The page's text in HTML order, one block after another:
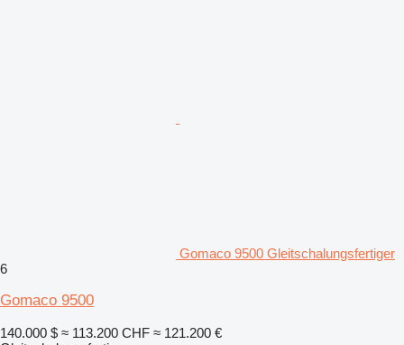
Gomaco 9500 Gleitschalungsfertiger
6
Gomaco 9500
140.000 $ ≈ 113.200 CHF ≈ 121.200 €